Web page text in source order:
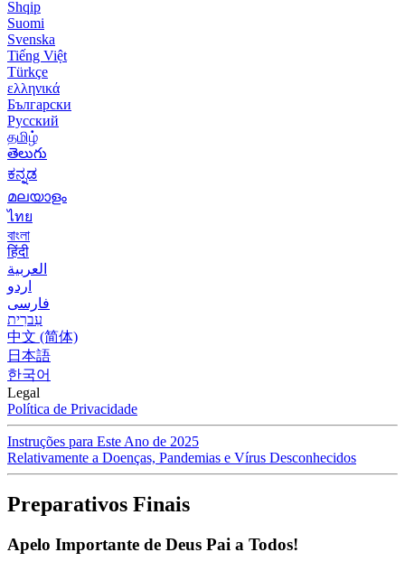
Shqip
Suomi
Svenska
Tiếng Việt
Türkçe
ελληνικά
Български
Русский
தமிழ்
తెలుగు
ಕನ್ನಡ
മലയാളം
ไทย
বাংলা
हिंदी
العربية
اردو
فارسی
עִברִית
中文 (简体)
日本語
한국어
Legal
Política de Privacidade
Instruções para Este Ano de 2025
Relativamente a Doenças, Pandemias e Vírus Desconhecidos
Preparativos Finais
Apelo Importante de Deus Pai a Todos!